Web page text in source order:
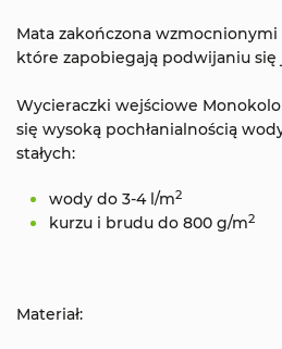
Mata zakończona
które zapobiegają podwijaniu się
Wycieraczki wejściowe
się wysoką pochłanialnością
stałych:
wody do 3-4 l/m2
kurzu i brudu do 800 g/m2
Materiał: